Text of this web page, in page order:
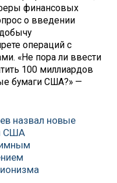
финансовых
о введении
операций с
«Не пора ли ввести
100 миллиардов
бумаги США?» —
назвал новые
США